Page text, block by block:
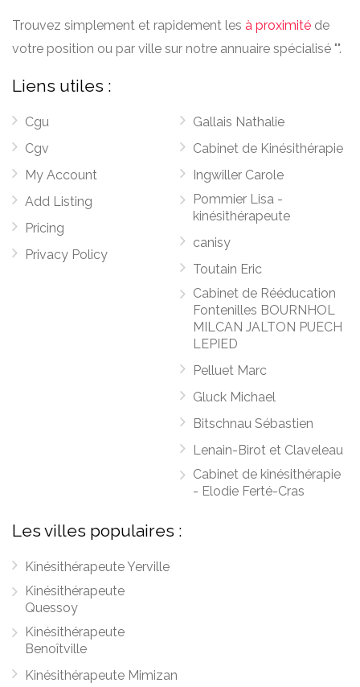
Trouvez simplement et rapidement les à proximité de
votre position ou par ville sur notre annuaire spécialisé "".
Liens utiles :
Cgu
Cgv
My Account
Add Listing
Pricing
Privacy Policy
Gallais Nathalie
Cabinet de Kinésithérapie
Ingwiller Carole
Pommier Lisa -
kinésithérapeute
canisy
Toutain Eric
Cabinet de Rééducation
Fontenilles BOURNHOL
MILCAN JALTON PUECH
LEPIED
Pelluet Marc
Gluck Michael
Bitschnau Sébastien
Lenain-Birot et Claveleau
Cabinet de kinésithérapie
- Elodie Ferté-Cras
Les villes populaires :
Kinésithérapeute Yerville
Kinésithérapeute
Quessoy
Kinésithérapeute
Benoîtville
Kinésithérapeute Mimizan